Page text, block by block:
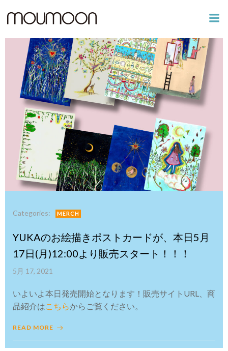
ン
ツ
へ
ス
キ
ッ
プ
Categories: MERCH
YUKAのお絵描きポストカードが、本日5月
17日(月)12:00より販売スタート！！！
5月 17, 2021
いよいよ本日発売開始となります！販売サイトURL、商
品紹介はこちらからご覧ください。
READ MORE